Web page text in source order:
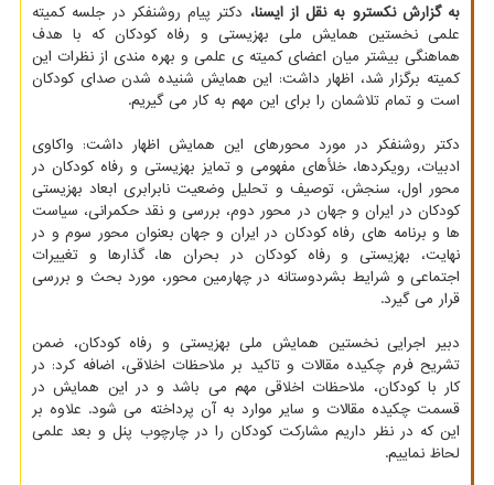
به گزارش نکسترو به نقل از ایسنا، دکتر پیام روشنفکر در جلسه کمیته
علمی نخستین همایش ملی بهزیستی و رفاه کودکان که با هدف
هماهنگی بیشتر میان اعضای کمیته ی علمی و بهره مندی از نظرات این
کمیته برگزار شد، اظهار داشت: این همایش شنیده شدن صدای کودکان
است و تمام تلاشمان را برای این مهم به کار می گیریم.
دکتر روشنفکر در مورد محورهای این همایش اظهار داشت: واکاوی
ادبیات، رویکردها، خلأهای مفهومی و تمایز بهزیستی و رفاه کودکان در
محور اول، سنجش، توصیف و تحلیل وضعیت نابرابری ابعاد بهزیستی
کودکان در ایران و جهان در محور دوم، بررسی و نقد حکمرانی، سیاست
ها و برنامه های رفاه کودکان در ایران و جهان بعنوان محور سوم و در
نهایت، بهزیستی و رفاه کودکان در بحران ها، گذارها و تغییرات
اجتماعی و شرایط بشردوستانه در چهارمین محور، مورد بحث و بررسی
قرار می گیرد.
دبیر اجرایی نخستین همایش ملی بهزیستی و رفاه کودکان، ضمن
تشریح فرم چکیده مقالات و تاکید بر ملاحظات اخلاقی، اضافه کرد: در
کار با کودکان، ملاحظات اخلاقی مهم می باشد و در این همایش در
قسمت چکیده مقالات و سایر موارد به آن پرداخته می شود. علاوه بر
این که در نظر داریم مشارکت کودکان را در چارچوب پنل و بعد علمی
لحاظ نماییم.